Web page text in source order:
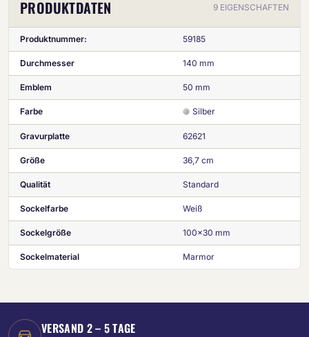
PRODUKTDATEN 9 EIGENSCHAFTEN
Produktnummer: 59185
Durchmesser 140 mm
Emblem 50 mm
Farbe Silber
Gravurplatte 62621
Größe 36,7 cm
Qualität Standard
Sockelfarbe Weiß
Sockelgröße 100x30 mm
Sockelmaterial Marmor
VERSAND 2 – 5 TAGE